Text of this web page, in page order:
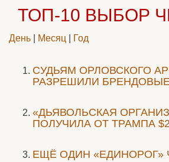
ТОП-10 ВЫБОР
День Месяц Год
CУДЬЯМ ОРЛОВСКОГО
РАЗРЕШИЛИ
«ДЬЯВОЛЬСКАЯ
ПОЛУЧИЛА ОТ ТРАМПА
ЕЩЁ ОДИН «ЕДИНОРОГ»